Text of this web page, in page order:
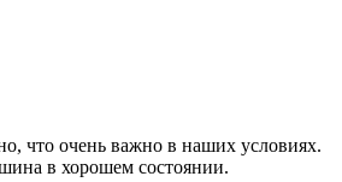
что очень важно в наших условиях.
в хорошем состоянии.